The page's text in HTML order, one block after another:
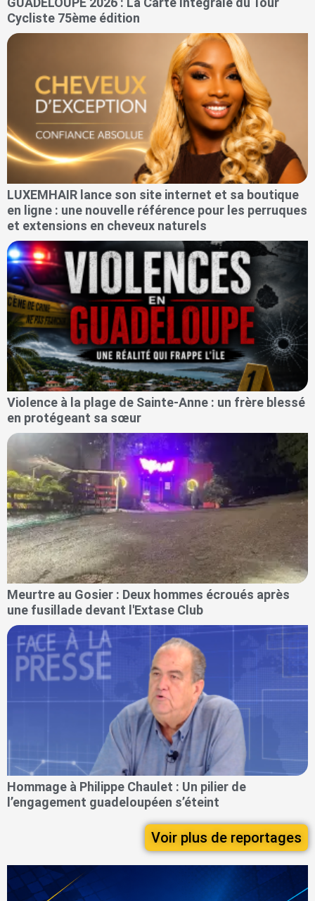
Cycliste 75ème édition
LUXEMHAIR lance son site internet et sa boutique
en ligne : une nouvelle référence pour les perruques
et extensions en cheveux naturels
Violence à la plage de Sainte-Anne : un frère blessé
en protégeant sa sœur
Meurtre au Gosier : Deux hommes écroués après
une fusillade devant l'Extase Club
Hommage à Philippe Chaulet : Un pilier de
l’engagement guadeloupéen s’éteint
Voir plus de reportages